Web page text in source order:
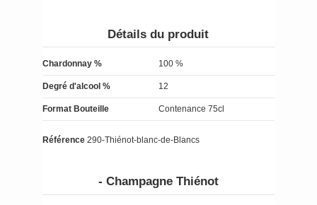
Détails du produit
Chardonnay % 100 %
Degré d'alcool % 12
Format Bouteille Contenance 75cl
Référence 290-Thiénot-blanc-de-Blancs
- Champagne Thiénot